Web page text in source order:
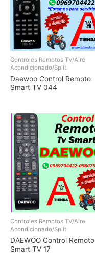
Controles Remotos TV/Aire
Acondicionado/Split
Daewoo Control Remoto
Smart TV 044
Controles Remotos TV/Aire
Acondicionado/Split
DAEWOO Control Remoto
Smart TV 17